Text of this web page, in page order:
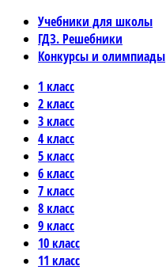
Учебники для школы
ГДЗ. Решебники
Конкурсы и олимпиады
1 класс
2 класс
3 класс
4 класс
5 класс
6 класс
7 класс
8 класс
9 класс
10 класс
11 класс